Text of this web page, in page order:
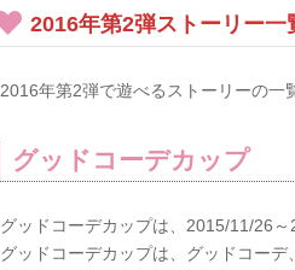
2016年第2弾ストーリー一
2016年第2弾で遊べるストーリーの一
グッドコーデカップ
グッドコーデカップは、2015/11/26
グッドコーデカップは、グッドコー